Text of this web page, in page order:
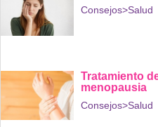
Consejos>Salud
Tratamiento
menopausia
Consejos>Salud